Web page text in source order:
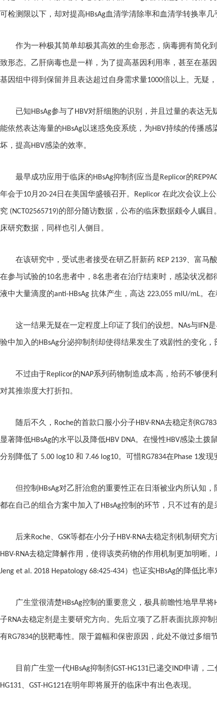
可检测限以下，却对提高HBsAg血清学清除率和血清学转换率
作为一种极其简单却极其高效的生命形态，病毒拥有简化
致形态。乙肝病毒也是一样，为了提高基因利用率，甚至在基
基因组中得到保留并且表达超过自身需求量1000倍以上。无疑
已知 HBsAg参与了 HBV对肝细胞的识别，并且过量的表达无
能依然表达海量的 HBsAg以迷惑免疫系统，为HBV持续的传播感
坏，提高HBV感染的效率。
最早成功应用于临床的 HBsAg抑制剂应当是Replicor的
年会于10月 20-24日在美国华盛顿召开。 Replicor 在此次会议上
究 (NCT02565719)的部分随访数据，公布的临床数据颇令人瞩目
床研究数据，同样也引人侧目。
在该研究中，受试患者接受在研乙肝新药 REP 2139、富马
在参与试验的10名患者中， 8名患者在治疗结束时，感染状况
液中大量滴度的anti-HBsAg 抗体产生，高达 223,055 mIU/mL。
这一结果无疑在一定程度上印证了我们的设想。 NAs与 IFN
验中加入的 HBsAg分泌抑制剂却使得结果发生了戏剧性的变化
不过由于Replicor的 NAP系列药物制造成本高，给药不够便
对其推崇度大打折扣。
随后不久， Roche的首款口服小分子HBV-RNA去稳定剂
显著降低HBsAg的水平以及降低HBV DNA。在慢性HBV感染土拨
分别降低了 5.00 log10 和 7.46 log10。可惜RG7834在Phase 1发现
但控制 HBsAg对乙肝治愈的重要性正在日渐被业内所认知，
都在自己的组合方案中加入了 HBsAg控制的环节，只不过有的
后来Roche、 GSK等都在小分子HBV-RNA去稳定剂机制研究
HBV-RNA去稳定降解作用，使得该类药物的作用机制更加明晰。
Jeng et al. 2018 Hepatology 68:425-434）也证实HBsAg的降低比率
广生堂很清楚HBsAg控制的重要意义，极具前瞻性地早早将
子RNA去稳定剂是主要研究方向。先后立项了乙肝表面抗原抑制
有 RG7834的脱靶毒性。限于篇幅和保密原因，此处不做过多细
目前广生堂一代HBsAg抑制剂 GST-HG131已递交 IND申请， 二
HG131、 GST-HG121在明年即将展开的临床中有出色表现。